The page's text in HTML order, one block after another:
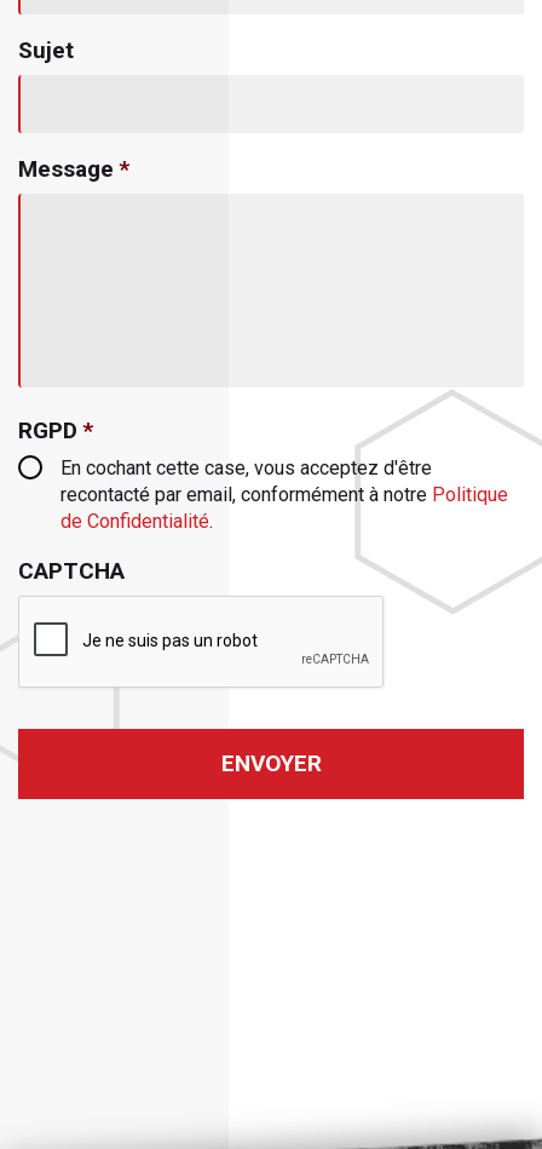
Sujet
Message *
RGPD *
En cochant cette case, vous acceptez d'être
recontacté par email, conformément à notre Politique
de Confidentialité.
CAPTCHA